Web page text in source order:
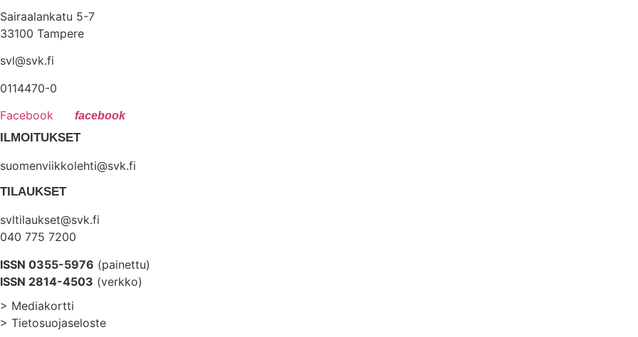
Sairaalankatu 5-7
33100 Tampere
svl@svk.fi
0114470-0
Facebook
ILMOITUKSET
suomenviikkolehti@svk.fi
TILAUKSET
svltilaukset@svk.fi
040 775 7200
ISSN 0355-5976 (painettu)
ISSN 2814-4503 (verkko)
> Mediakortti
> Tietosuojaseloste